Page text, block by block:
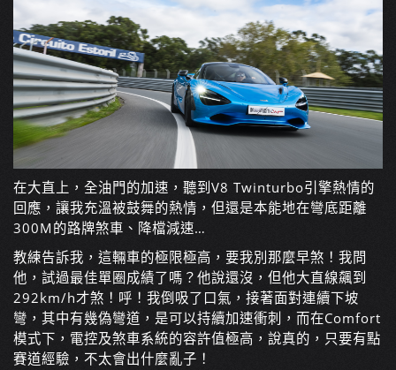
在大直上，全油門的加速，聽到V8 Twinturbo引擎熱情的
回應，讓我充溫被鼓舞的熱情，但還是本能地在彎底距離
300M的路牌煞車、降檔減速…
教練告訴我，這輛車的極限極高，要我別那麼早煞！我問
他，試過最佳單圈成績了嗎？他說還沒，但他大直線飆到
292km/h才煞！呼！我倒吸了口氣，接著面對連續下坡
彎，其中有幾偽彎道，是可以持續加速衝刺，而在Comfort
模式下，電控及煞車系統的容許值極高，說真的，只要有點
賽道經驗，不太會出什麼亂子！